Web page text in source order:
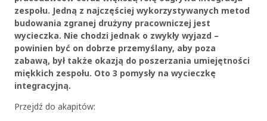
zespołu. Jedną z najczęściej wykorzystywanych metod
budowania zgranej drużyny pracowniczej jest
wycieczka. Nie chodzi jednak o zwykły wyjazd –
powinien być on dobrze przemyślany, aby poza
zabawą, był także okazją do poszerzania umiejętności
miękkich zespołu. Oto 3 pomysły na wycieczkę
integracyjną.
Przejdź do akapitów: